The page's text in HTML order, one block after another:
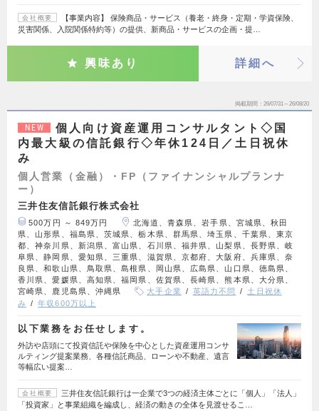
会社概要
【事業内容】 保険商品・サービス（養老・終身・定期・学資保険、
災害関係、入院関係特約等）の提供、新商品・サービスの企画・提…
興味あり 詳細へ
掲載期間 26/07/31～26/08/20
NEW
個人向け資産運用コンサルタント◇国
内最大級の信託銀行◇年休124日／土日祝休
み
個人営業（金融）・FP（ファイナンシャルプランナ
ー）
三井住友信託銀行株式会社
500万円 ～ 849万円
北海道、青森県、岩手県、宮城県、秋田
県、山形県、福島県、茨城県、栃木県、群馬県、埼玉県、千葉県、東京
都、神奈川県、新潟県、富山県、石川県、福井県、山梨県、長野県、岐
阜県、静岡県、愛知県、三重県、滋賀県、京都府、大阪府、兵庫県、奈
良県、和歌山県、鳥取県、島根県、岡山県、広島県、山口県、徳島県、
香川県、愛媛県、高知県、福岡県、佐賀県、長崎県、熊本県、大分県、
宮崎県、鹿児島県、沖縄県
大手企業 英語力不問
土日祝休
み
年収600万以上
以下業務をお任せします。
外訪や店頭にて投資信託や保険を中心とした資産運用コンサ
ルティング提案業務、各種信託商品、ローンや不動産、遺言
等幅広い提案…
会社概要
三井住友信託銀行は一企業で3つの経済主体ごとに「個人」「法人」
「投資家」と事業組織を編成し、経済の動きの全体を見渡せるこ…